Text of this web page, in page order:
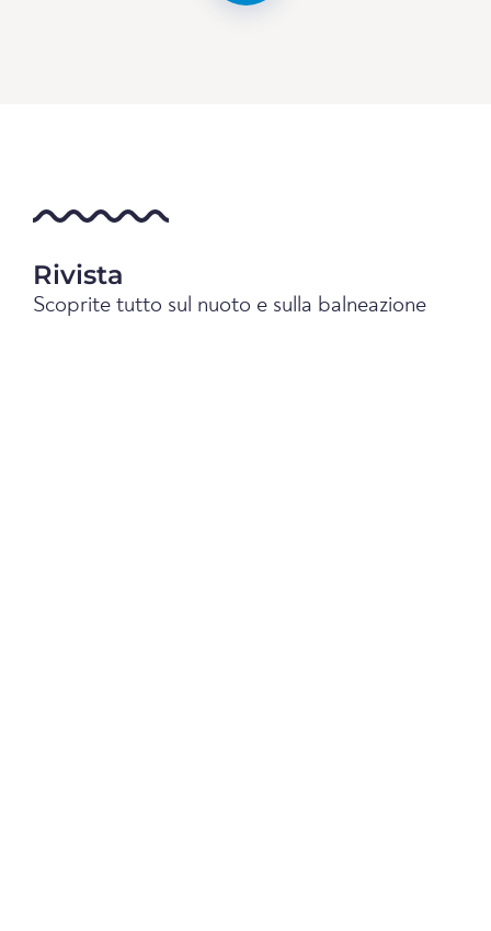
Rivista
Scoprite tutto sul nuoto e sulla balneazione